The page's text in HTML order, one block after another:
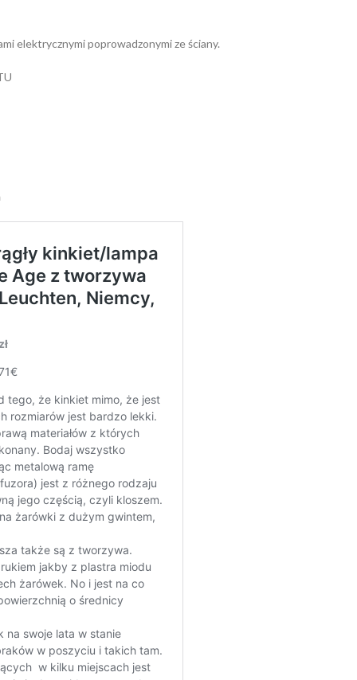
elektrycznymi poprowadzonymi ze ściany.